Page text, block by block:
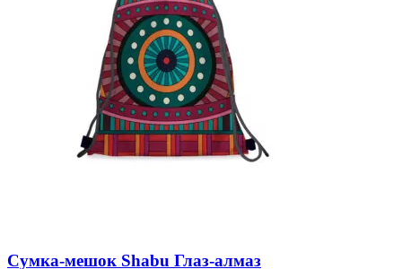
Сумка-мешок Shabu Глаз-алмаз